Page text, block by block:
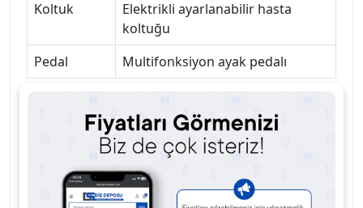
Koltuk
Elektrikli ayarlanabilir hasta
koltuğu
Pedal
Multifonksiyon ayak pedalı
Standart Paket İçeriği
Foshan CX7000 Hasta Koltuğu
Hekim Ünitesi (aeratör, mikromotor, enjektör
çıkışları)